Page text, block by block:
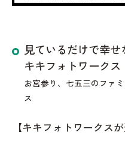
見ているだけで幸
キキフォトワークス
お宮参り、七五三のファ
ス
【キキフォトワークス